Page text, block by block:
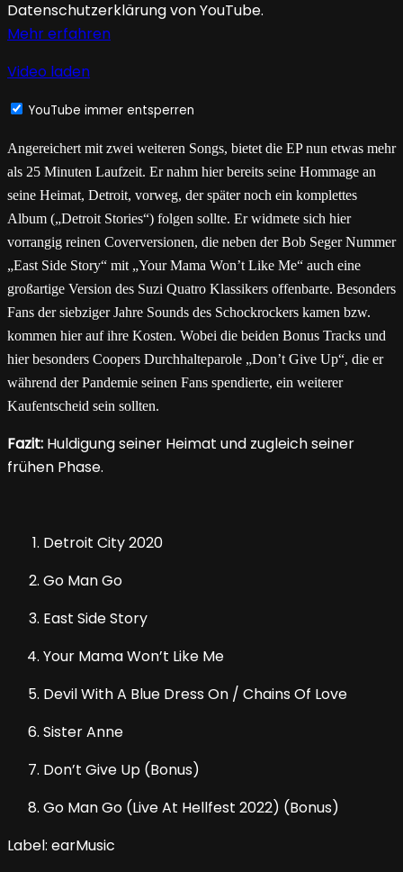
Datenschutzerklärung von YouTube.
Mehr erfahren
Video laden
YouTube immer entsperren
Angereichert mit zwei weiteren Songs, bietet die EP nun etwas mehr
als 25 Minuten Laufzeit. Er nahm hier bereits seine Hommage an
seine Heimat, Detroit, vorweg, der später noch ein komplettes
Album („Detroit Stories“) folgen sollte. Er widmete sich hier
vorrangig reinen Coverversionen, die neben der Bob Seger Nummer
„East Side Story“ mit „Your Mama Won’t Like Me“ auch eine
großartige Version des Suzi Quatro Klassikers offenbarte. Besonders
Fans der siebziger Jahre Sounds des Schockrockers kamen bzw.
kommen hier auf ihre Kosten. Wobei die beiden Bonus Tracks und
hier besonders Coopers Durchhalteparole „Don’t Give Up“, die er
während der Pandemie seinen Fans spendierte, ein weiterer
Kaufentscheid sein sollten.
Fazit: Huldigung seiner Heimat und zugleich seiner
frühen Phase.
Detroit City 2020
Go Man Go
East Side Story
Your Mama Won’t Like Me
Devil With A Blue Dress On / Chains Of Love
Sister Anne
Don’t Give Up (Bonus)
Go Man Go (Live At Hellfest 2022) (Bonus)
Label: earMusic